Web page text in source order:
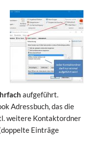
aufgeführt.
Adressbuch, das die
weitere Kontaktordner
Einträge